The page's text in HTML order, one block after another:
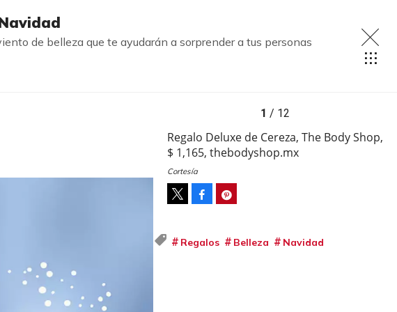
de belleza que te ayudarán a sorprender a tus personas
Regalos Belleza Navidad
1 / 12
Regalo Deluxe de Cereza, The Body Shop,
$ 1,165, thebodyshop.mx
Cortesía
Facebook